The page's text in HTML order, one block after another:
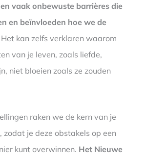
vaak onbewuste barrières die
en beïnvloeden hoe we de
Het kan zelfs verklaren waarom
van je leven, zoals liefde,
niet bloeien zoals ze zouden
raken we de kern van je
zodat je deze obstakels op een
kunt overwinnen. Het Nieuwe